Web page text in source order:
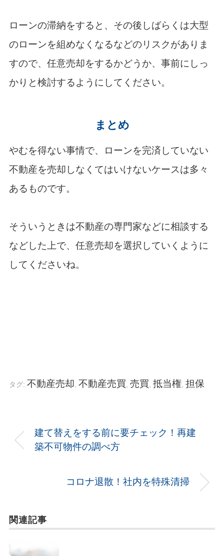
ローンの滞納をすると、その後しばらくは大型
のローンを組めなくなるなどのリスクがありま
すので、任意売却をするかどうか、事前にしっ
かりと検討するようにしてください。
まとめ
やむを得ない事情で、ローンを完済していない
不動産を売却しなくてはいけないケースは多々
あるものです。
そういうときは不動産の専門家などに相談する
などした上で、任意売却を選択していくように
してくださいね。
タグ: 不動産売却, 不動産売買, 売買, 抵当権, 担保
建て替えをする前に要チェック！再建
築不可物件の調べ方
コロナ退散！社内を特殊清掃
関連記事